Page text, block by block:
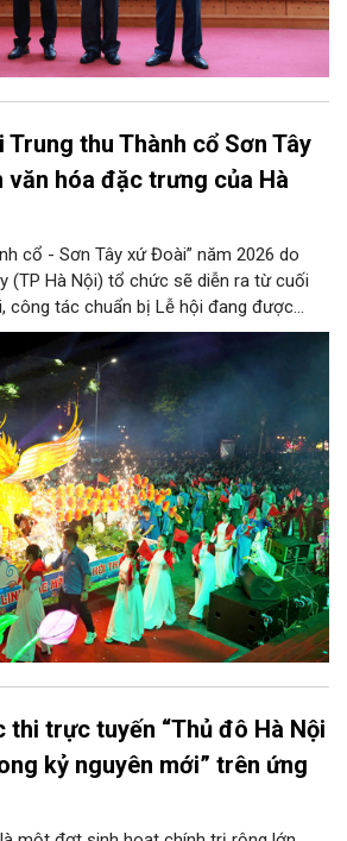
Trung thu Thành cổ Sơn Tây
văn hóa đặc trưng của Hà
cổ - Sơn Tây xứ Đoài” năm 2026 do
(TP Hà Nội) tổ chức sẽ diễn ra từ cuối
công tác chuẩn bị Lễ hội đang được
Tây cùng các phòng, ban, ngành, đơn
trương triển khai, tạo khí thế sôi nổi,
Nhân dân và du khách một mùa Trung
giàu bản sắc văn hóa xứ Đoài.
thi trực tuyến “Thủ đô Hà Nội
kỷ nguyên mới” trên ứng